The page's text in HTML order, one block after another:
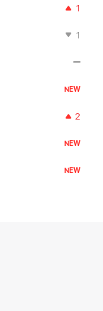
1
1
NEW
2
NEW
NEW